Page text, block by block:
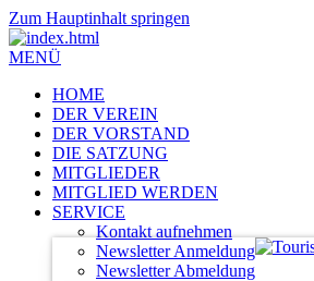
Zum Hauptinhalt springen
MENÜ
HOME
DER VEREIN
DER VORSTAND
DIE SATZUNG
MITGLIEDER
MITGLIED WERDEN
SERVICE
Kontakt aufnehmen
Newsletter Anmeldung
Newsletter Abmeldung